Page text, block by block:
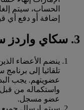
الحساب، سيتم
إضافة أو دفع أي
3. سكاي واردز سكاي سرفيرز
تلقائيا إلى
عضويتهم. يجب
واستكماله من قبل
عضو مسجل.